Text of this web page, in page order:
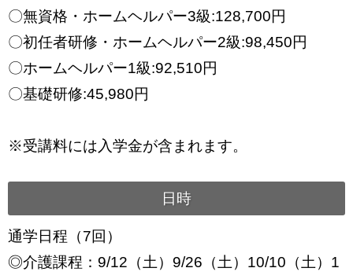
〇無資格・ホームヘルパー3級:128,700円
〇初任者研修・ホームヘルパー2級:98,450円
〇ホームヘルパー1級:92,510円
〇基礎研修:45,980円
※受講料には入学金が含まれます。
日時
通学日程（7回）
◎介護課程：9/12（土）9/26（土）10/10（土）1